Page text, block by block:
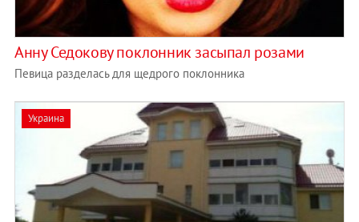
Анну Седокову поклонник засыпал розами
Певица разделась для щедрого поклонника
Украина